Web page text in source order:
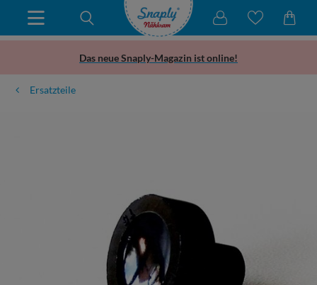
Das neue Snaply-Magazin ist online!
Ersatzteile